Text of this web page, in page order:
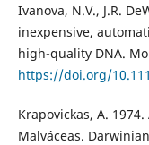
Ivanova, N.V., J.R.
inexpensive,
high-quality DNA.
https://doi.org/
Krapovickas, A.
Malváceas.